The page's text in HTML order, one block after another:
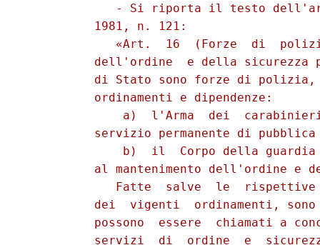
- Si riporta il testo
          1981, n. 121:
«Art.  16  (Forze  di
dell'ordine  e della sicurezza
di Stato sono forze di
          ordinamenti e dipendenze:
a)  l'Arma  dei
servizio permanente di pubblica
b)  il  Corpo della
al mantenimento dell'ordine e
Fatte  salve  le
dei  vigenti  ordinamenti,
possono  essere  chiamati a
servizi  di  ordine  e